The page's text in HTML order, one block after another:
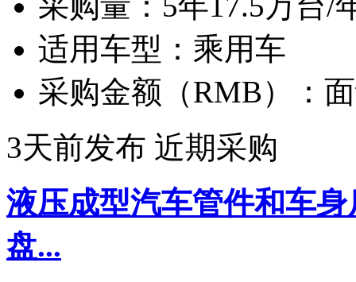
适用车型： 乘用车
采购金额（RMB）：
3天前发布 近期采购
液压成型汽车管件和车
盘...